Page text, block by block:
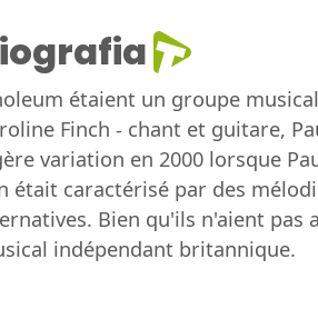
étaient un groupe
Finch - chant et guitare,
variation en 2000 lorsque
était caractérisé par des
Bien qu'ils n'aient
indépendant britannique.